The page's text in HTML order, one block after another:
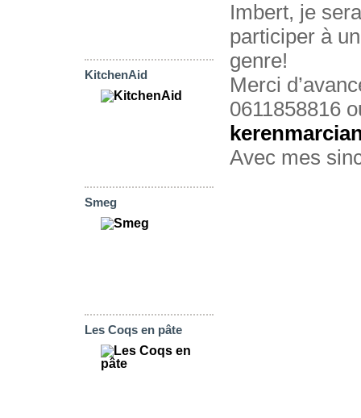
KitchenAid
Smeg
Les Coqs en pâte
Imbert, je
participer à
genre!
Merci
0611858816
Avec mes